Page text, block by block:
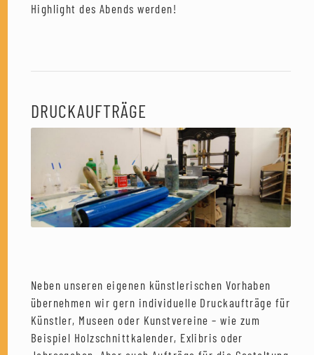
Highlight des Abends werden!
DRUCKAUFTRÄGE
Neben unseren eigenen künstlerischen Vorhaben
übernehmen wir gern individuelle Druckaufträge für
Künstler, Museen oder Kunstvereine – wie zum
Beispiel Holzschnittkalender, Exlibris oder